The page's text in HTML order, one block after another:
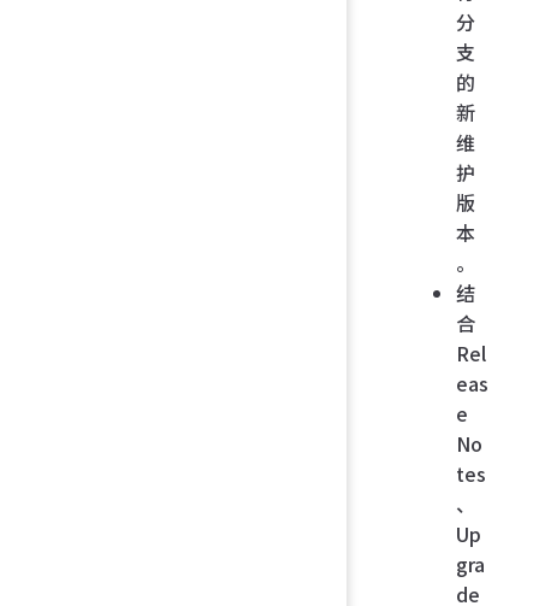
分
支
的
新
维
护
版
本
。
结
合
Rel
eas
e
No
tes
、
Up
gra
de